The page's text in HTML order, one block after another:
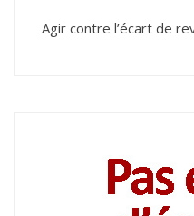
Agir contre l’écart de